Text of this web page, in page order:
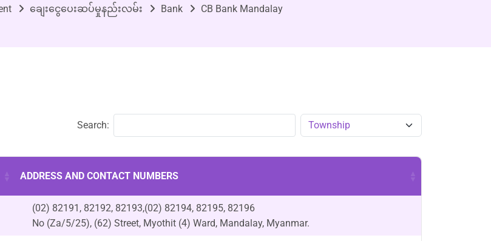
ချေးငွေပေးဆပ်မှုနည်းလမ်း Bank CB Bank Mandalay
Search:
ADDRESS AND CONTACT NUMBERS
(02) 82191, 82192, 82193,(02) 82194, 82195, 82196
No (Za/5/25), (62) Street, Myothit (4) Ward, Mandalay, Myanmar.